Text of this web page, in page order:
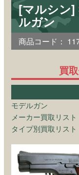
[マルシン
ルガン
商品コード：
買
モデルガン
メーカー買取リスト
タイプ別買取リスト